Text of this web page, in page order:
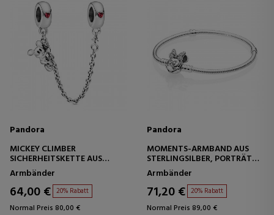
Pandora
MICKEY CLIMBER
SICHERHEITSKETTE AUS
STERLINGSILBER 797173CZR
Armbänder
64,00 € 20% Rabatt
Normal Preis 80,00 €
Pandora
MOMENTS-ARMBAND AUS
STERLINGSILBER, PORTRÄT
VON MINNIE BRILLANTE
597770CZ
Armbänder
71,20 € 20% Rabatt
Normal Preis 89,00 €